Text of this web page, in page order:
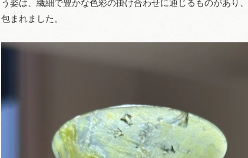
う姿は、繊細で豊かな色彩の掛け合わせに通じるものがあり
包まれました。